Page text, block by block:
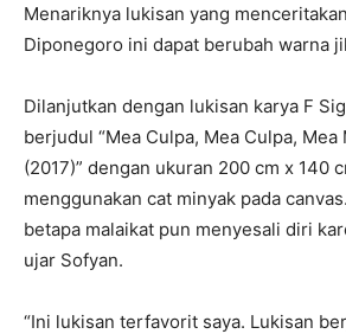
Menariknya lukisan yang
Diponegoro ini dapat berubah warna
Dilanjutkan dengan lukisan karya F
berjudul “Mea Culpa, Mea Culpa, Mea
(2017)” dengan ukuran 200 cm x 140
menggunakan cat minyak pada
betapa malaikat pun menyesali diri
ujar Sofyan.
“Ini lukisan terfavorit saya. Lukisan